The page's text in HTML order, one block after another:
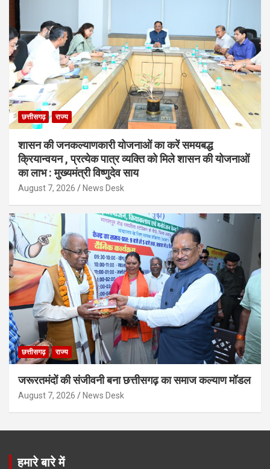
छत्तीसगढ़ राज्य
शासन की जनकल्याणकारी योजनाओं का करें समयबद्ध
क्रियान्वयन , प्रत्येक पात्र व्यक्ति को मिले शासन की योजनाओं
का लाभ : मुख्यमंत्री विष्णुदेव साय
August 7, 2026 News Desk
छत्तीसगढ़ राज्य
जरूरतमंदों की संजीवनी बना छत्तीसगढ़ का समाज कल्याण मॉडल
August 7, 2026 News Desk
हमारे बारे में